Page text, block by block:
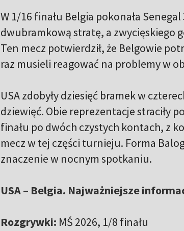
W 1/16 finału Belgia pokonała
dwubramkową stratę, a zwycięskiego
Ten mecz potwierdził, że Belgowie
raz musieli reagować na problemy w
USA zdobyły dziesięć bramek w
dziewięć. Obie reprezentacje straciły
finału po dwóch czystych kontach, z
mecz w tej części turnieju. Forma
znaczenie w nocnym spotkaniu.
USA – Belgia. Najważniejsze
Rozgrywki: MŚ 2026, 1/8 finału